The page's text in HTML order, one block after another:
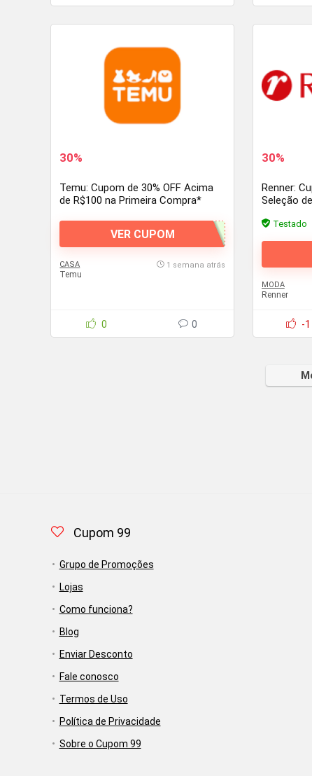
30%
Temu: Cupom de 30% OFF Acima
de R$100 na Primeira Compra*
VER CUPOM
CASA
Temu
1 semana atrás
0 0
30%
Renner:
Seleção
Testado
MODA
Renner
-1
Cupom 99
Grupo de Promoções
Lojas
Como funciona?
Blog
Enviar Desconto
Fale conosco
Termos de Uso
Política de Privacidade
Sobre o Cupom 99